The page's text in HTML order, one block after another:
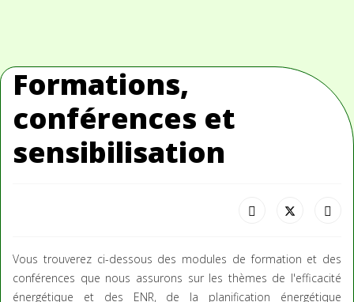
Formations,
conférences et
sensibilisation
Vous trouverez ci-dessous des modules de formation et des
conférences que nous assurons sur les thèmes de l'efficacité
énergétique et des ENR, de la planification énergétique